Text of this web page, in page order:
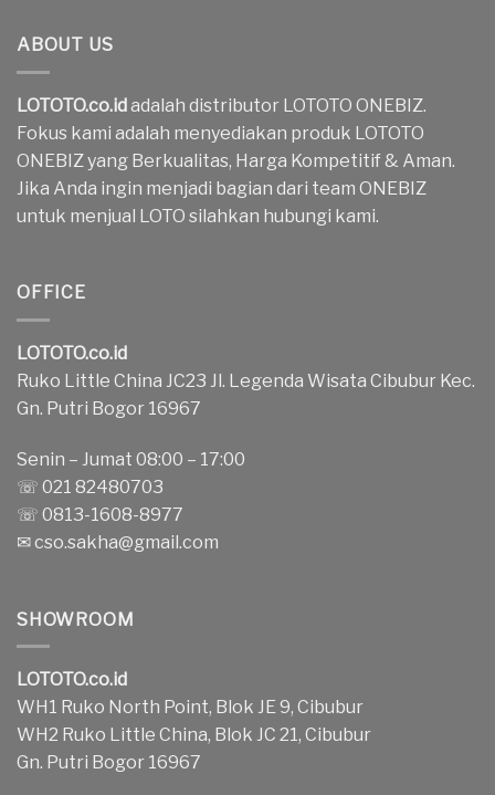
ABOUT US
LOTOTO.co.idadalah distributor LOTOTO ONEBIZ.
Fokus kami adalah menyediakan produk LOTOTO
ONEBIZ yang Berkualitas, Harga Kompetitif & Aman.
Jika Anda ingin menjadi bagian dari team ONEBIZ
untuk menjual LOTO silahkan hubungi kami.
OFFICE
LOTOTO.co.id
Ruko Little China JC23 Jl. Legenda Wisata Cibubur Kec.
Gn. Putri Bogor 16967
Senin – Jumat 08:00 – 17:00
☏ 021 82480703
☏ 0813-1608-8977
✉cso.sakha@gmail.com
SHOWROOM
LOTOTO.co.id
WH1 Ruko North Point, Blok JE 9, Cibubur
WH2 Ruko Little China, Blok JC 21, Cibubur
Gn. Putri Bogor 16967